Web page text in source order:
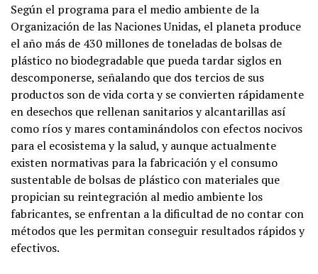
Según el programa para el medio ambiente de la
Organización de las Naciones Unidas, el planeta produce
el año más de 430 millones de toneladas de bolsas de
plástico no biodegradable que pueda tardar siglos en
descomponerse, señalando que dos tercios de sus
productos son de vida corta y se convierten rápidamente
en desechos que rellenan sanitarios y alcantarillas así
como ríos y mares contaminándolos con efectos nocivos
para el ecosistema y la salud, y aunque actualmente
existen normativas para la fabricación y el consumo
sustentable de bolsas de plástico con materiales que
propician su reintegración al medio ambiente los
fabricantes, se enfrentan a la dificultad de no contar con
métodos que les permitan conseguir resultados rápidos y
efectivos.